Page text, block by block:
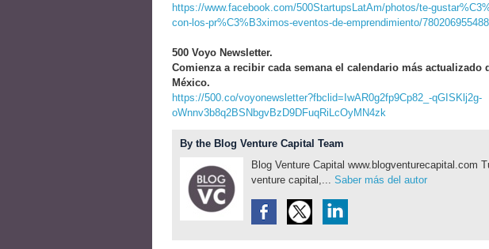
https://www.facebook.com/500StartupsLatAm/photos/te-
con-los-pr%C3%B3ximos-eventos-de-emprendimiento/
500 Voyo Newsletter.
Comienza a recibir cada semana el calendario más actualizado
México.
https://500.co/voyonewsletter?fbclid=IwAR0g2fp9Cp82_-qGISKlj2g-
oWnnv3b8q2BSNbgvBzD9DFuqRiLcOyMN4zk
By the Blog Venture Capital Team
Blog Venture Capital www.blogventurecapital.com
venture capital,... Saber más del autor